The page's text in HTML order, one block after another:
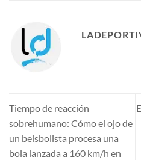
Tiempo de reacción
sobrehumano: Cómo el ojo de
un beisbolista procesa una
bola lanzada a 160 km/h en